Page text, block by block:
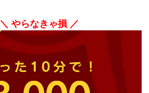
＼ やらなきゃ損 ／